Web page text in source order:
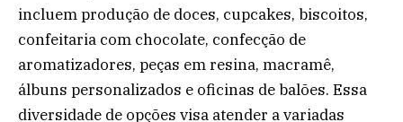
incluem produção de doces, cupcakes, biscoitos,
confeitaria com chocolate, confecção de
aromatizadores, peças em resina, macramê,
álbuns personalizados e oficinas de balões. Essa
diversidade de opções visa atender a variadas